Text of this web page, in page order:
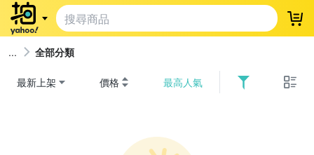
登
全部分類
最新上架 價格 最高人氣